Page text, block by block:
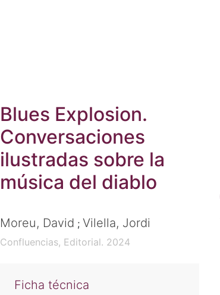
Blues Explosion.
Conversaciones
ilustradas sobre la
música del diablo
Moreu, David ; Vilella, Jordi
Confluencias, Editorial. 2024
Ficha técnica